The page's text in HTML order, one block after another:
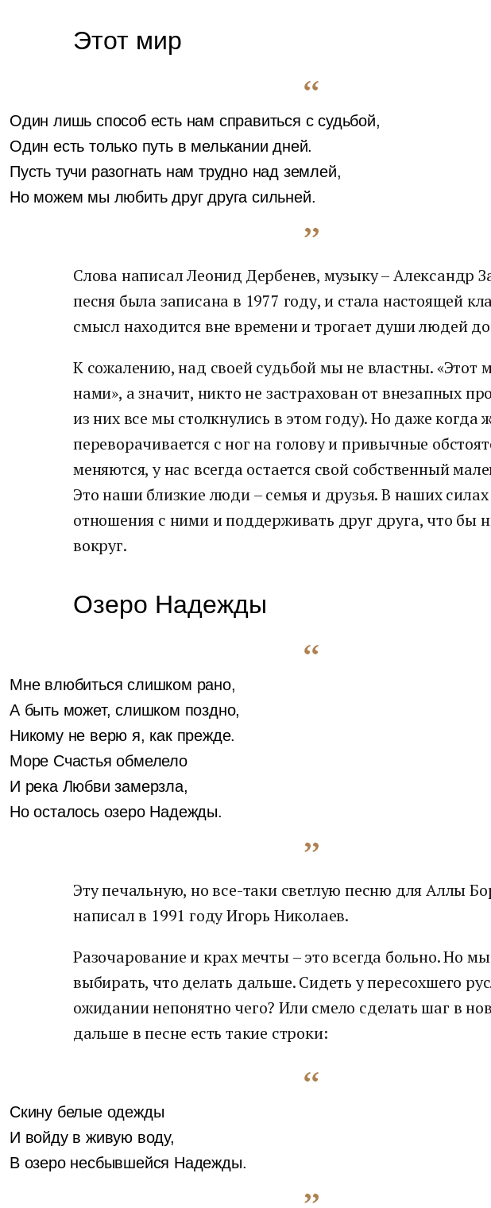
Этот мир
Один лишь способ есть нам справиться с судьбой,
Один есть только путь в мелькании дней.
Пусть тучи разогнать нам трудно над землей,
Но можем мы любить друг друга сильней.
Слова написал Леонид Дербенев, музыку – Александр
песня была записана в 1977 году, и стала настоящей
смысл находится вне времени и трогает души людей
К сожалению, над своей судьбой мы не властны. «Этот
нами», а значит, никто не застрахован от внезапных
из них все мы столкнулись в этом году). Но даже когда
переворачивается с ног на голову и привычные
меняются, у нас всегда остается свой собственный
Это наши близкие люди – семья и друзья. В наших
отношения с ними и поддерживать друг друга, что бы
вокруг.
Озеро Надежды
Мне влюбиться слишком рано,
А быть может, слишком поздно,
Никому не верю я, как прежде.
Море Счастья обмелело
И река Любви замерзла,
Но осталось озеро Надежды.
Эту печальную, но все-таки светлую песню для Аллы
написал в 1991 году Игорь Николаев.
Разочарование и крах мечты – это всегда больно. Но
выбирать, что делать дальше. Сидеть у пересохшего
ожидании непонятно чего? Или смело сделать шаг в
дальше в песне есть такие строки:
Скину белые одежды
И войду в живую воду,
В озеро несбывшейся Надежды.